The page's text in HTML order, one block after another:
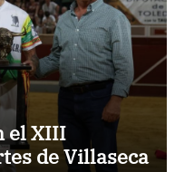
el XIII
de Villaseca